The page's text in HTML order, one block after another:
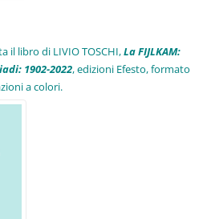
il libro di LIVIO TOSCHI,La FIJLKAM:
1902-2022, edizioni Efesto, formato
a colori.